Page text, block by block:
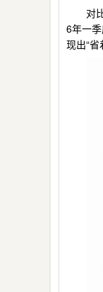
对
6年一
现出“省